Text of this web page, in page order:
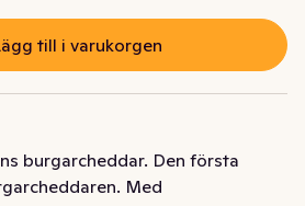
till i varukorgen
burgarcheddar. Den första
Med